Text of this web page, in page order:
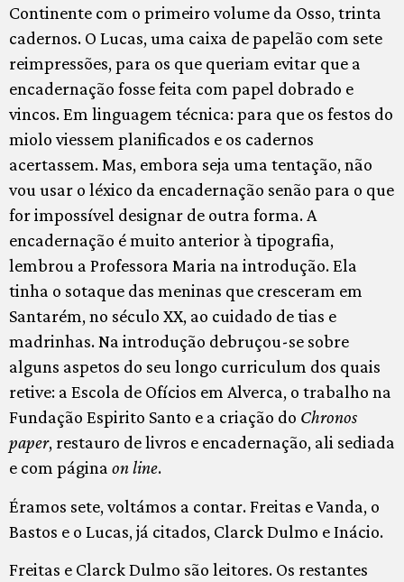
Continente com o primeiro volume da Osso, trinta
cadernos. O Lucas, uma caixa de papelão com sete
reimpressões, para os que queriam evitar que a
encadernação fosse feita com papel dobrado e
vincos. Em linguagem técnica: para que os festos do
miolo viessem planificados e os cadernos
acertassem. Mas, embora seja uma tentação, não
vou usar o léxico da encadernação senão para o que
for impossível designar de outra forma. A
encadernação é muito anterior à tipografia,
lembrou a Professora Maria na introdução. Ela
tinha o sotaque das meninas que cresceram em
Santarém, no século XX, ao cuidado de tias e
madrinhas. Na introdução debruçou-se sobre
alguns aspetos do seu longo curriculum dos quais
retive: a Escola de Ofícios em Alverca, o trabalho na
Fundação Espirito Santo e a criação do Chronos
paper, restauro de livros e encadernação, ali sediada
e com página on line.
Éramos sete, voltámos a contar. Freitas e Vanda, o
Bastos e o Lucas, já citados, Clarck Dulmo e Inácio.
Freitas e Clarck Dulmo são leitores. Os restantes